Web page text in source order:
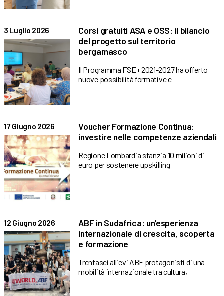
3 Luglio 2026
Corsi gratuiti ASA e OSS: il bilancio
del progetto sul territorio
bergamasco
Il Programma FSE+ 2021-2027 ha offerto
nuove possibilità formative e
17 Giugno 2026
Voucher Formazione Continua:
investire nelle competenze aziendali
Regione Lombardia stanzia 10 milioni di
euro per sostenere upskilling
12 Giugno 2026
ABF in Sudafrica: un’esperienza
internazionale di crescita, scoperta
e formazione
Trentasei allievi ABF protagonisti di una
mobilità internazionale tra cultura,